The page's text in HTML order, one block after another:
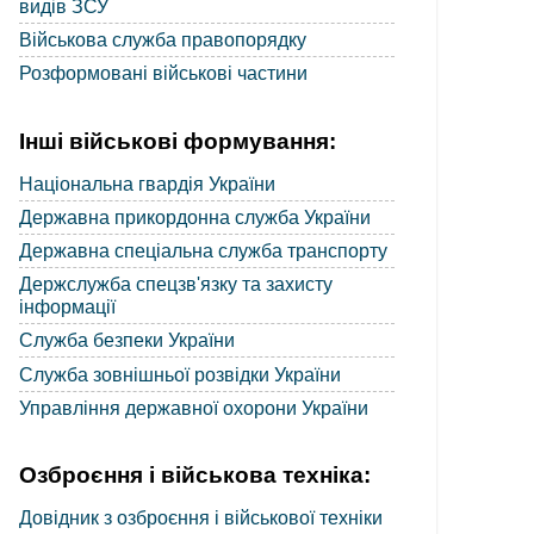
видів ЗСУ
Військова служба правопорядку
Розформовані військові частини
Інші військові формування:
Національна гвардія України
Державна прикордонна служба України
Державна спеціальна служба транспорту
Держслужба спецзв'язку та захисту
інформації
Служба безпеки України
Служба зовнішньої розвідки України
Управління державної охорони України
Озброєння і військова техніка:
Довідник з озброєння і військової техніки